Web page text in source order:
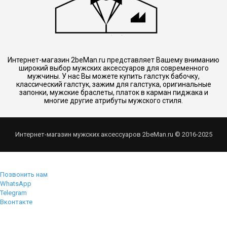
Интернет-магазин 2beMan.ru представляет Вашему вниманию
широкий выбор мужских аксессуаров для современного
мужчины. У нас Вы можете купить галстук бабочку,
классический галстук, зажим для галстука, оригинальные
запонки, мужские браслеты, платок в карман пиджака и
многие другие атрибуты мужского стиля.
Интернет-магазин мужских аксессуаров 2beMan.ru © 2016-2025
Позвонить нам
WhatsApp
Telegram
Вконтакте